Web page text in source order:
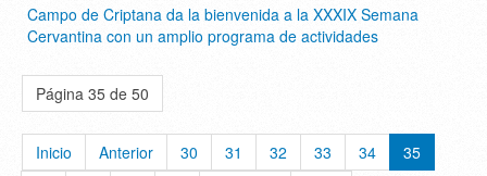
Campo de Criptana da la bienvenida a la XXXIX Semana
Cervantina con un amplio programa de actividades
Página 35 de 50
Inicio Anterior 30 31 32 33 34
35